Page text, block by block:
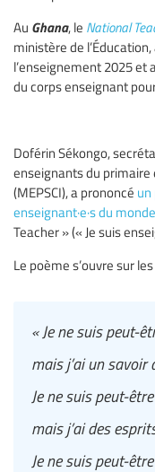
Au Ghana, le National
ministère de
l’enseignement 2025 et
du corps enseignant
Doférin Sékongo,
enseignants du primaire
(MEPSCI), a prononcé
enseignant·e·s du
Teacher » (« Je suis
Le poème s’ouvre sur
« Je ne suis peut-
mais j’ai un savoir
Je ne suis peut-
mais j’ai des
Je ne suis peut-